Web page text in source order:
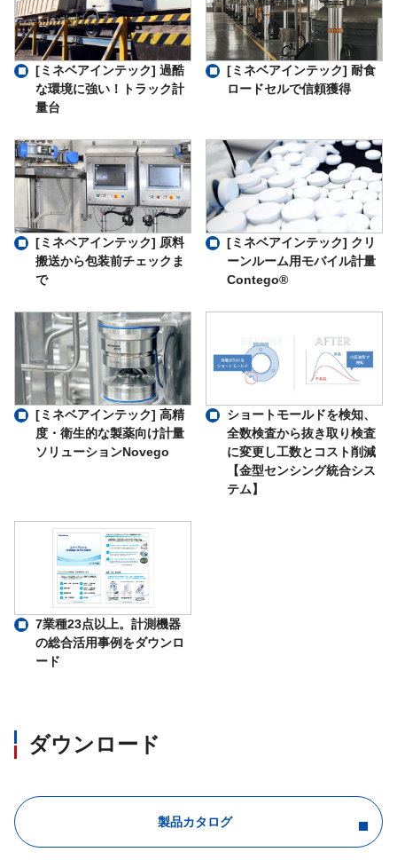
[ミネベアインテック] 過酷
な環境に強い！トラック計
量台
[ミネベアインテック] 耐食
ロードセルで信頼獲得
[ミネベアインテック] 原料
搬送から包装前チェックま
で
[ミネベアインテック] クリ
ーンルーム用モバイル計量
Contego®
[ミネベアインテック] 高精
度・衛生的な製薬向け計量
ソリューションNovego
ショートモールドを検知、
全数検査から抜き取り検査
に変更し工数とコスト削減
【金型センシング統合シス
テム】
7業種23点以上。計測機器
の総合活用事例をダウンロ
ード
ダウンロード
製品カタログ